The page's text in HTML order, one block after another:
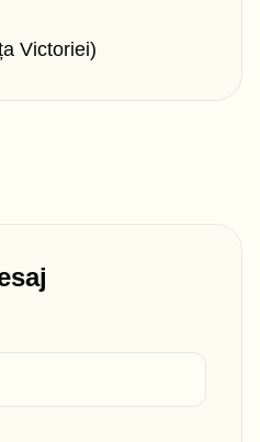
Victoriei)